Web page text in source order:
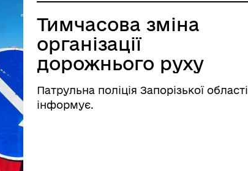
ГУМАНІТАРНА СФЕРА
Тимчасова зміна
організації
дорожнього руху
Патрульна поліція Запорізької області
інформує.